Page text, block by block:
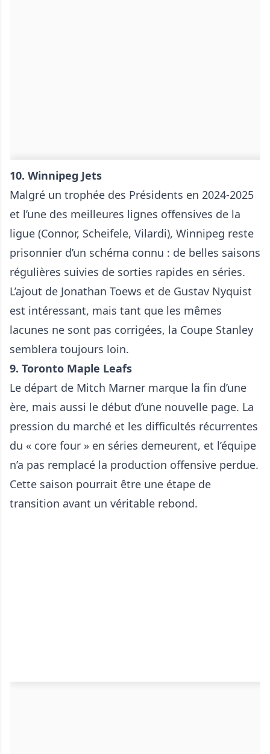
10. Winnipeg Jets
Malgré un trophée des Présidents en 2024-2025
et l’une des meilleures lignes offensives de la
ligue (Connor, Scheifele, Vilardi), Winnipeg reste
prisonnier d’un schéma connu : de belles saisons
régulières suivies de sorties rapides en séries.
L’ajout de Jonathan Toews et de Gustav Nyquist
est intéressant, mais tant que les mêmes
lacunes ne sont pas corrigées, la Coupe Stanley
semblera toujours loin.
9. Toronto Maple Leafs
Le départ de Mitch Marner marque la fin d’une
ère, mais aussi le début d’une nouvelle page. La
pression du marché et les difficultés récurrentes
du « core four » en séries demeurent, et l’équipe
n’a pas remplacé la production offensive perdue.
Cette saison pourrait être une étape de
transition avant un véritable rebond.